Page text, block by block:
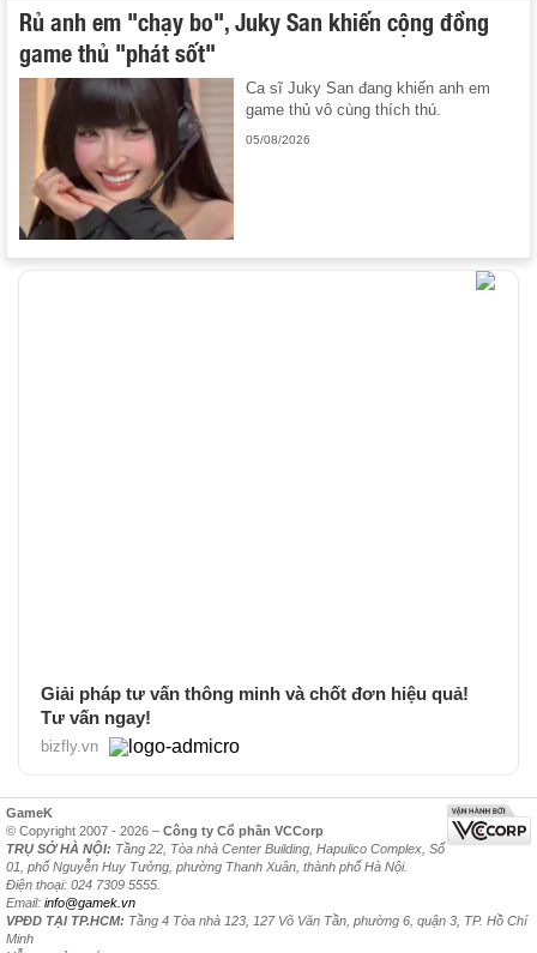
Rủ anh em "chạy bo", Juky San khiến cộng đồng
game thủ "phát sốt"
Ca sĩ Juky San đang khiến anh em
game thủ vô cùng thích thú.
05/08/2026
Giải pháp tư vấn thông minh và chốt đơn hiệu quả!
Tư vấn ngay!
bizfly.vn
GameK
© Copyright 2007 - 2026 – Công ty Cổ phần VCCorp
TRỤ SỞ HÀ NỘI: Tầng 22, Tòa nhà Center Building, Hapulico Complex, Số
01, phố Nguyễn Huy Tưởng, phường Thanh Xuân, thành phố Hà Nội.
Điện thoại: 024 7309 5555.
Email: info@gamek.vn
VPĐD TẠI TP.HCM: Tầng 4 Tòa nhà 123, 127 Võ Văn Tần, phường 6, quận 3, TP. Hồ Chí
Minh